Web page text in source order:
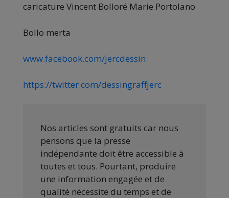
caricature Vincent Bolloré Marie Portolano
Bollo merta
www.facebook.com/jercdessin
https://twitter.com/dessingraffjerc
Nos articles sont gratuits car nous
pensons que la presse
indépendante doit être accessible à
toutes et tous. Pourtant, produire
une information engagée et de
qualité nécessite du temps et de